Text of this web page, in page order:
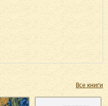
Все книги